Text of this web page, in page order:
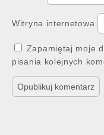
Witryna internetowa
Zapamiętaj moje
pisania kolejnych